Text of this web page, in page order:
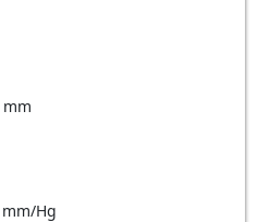
mm
mm/Hg